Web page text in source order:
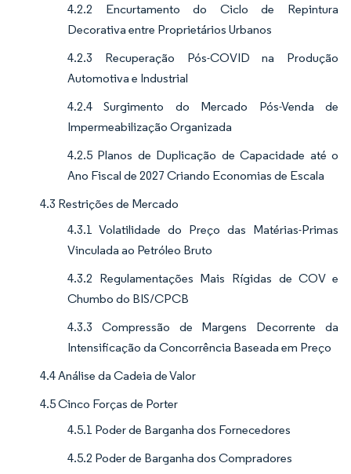
4.2.2 Encurtamento do Ciclo de Repintura
Decorativa entre Proprietários Urbanos
4.2.3 Recuperação Pós-COVID na Produção
Automotiva e Industrial
4.2.4 Surgimento do Mercado Pós-Venda de
Impermeabilização Organizada
4.2.5 Planos de Duplicação de Capacidade até o
Ano Fiscal de 2027 Criando Economias de Escala
4.3 Restrições de Mercado
4.3.1 Volatilidade do Preço das Matérias-Primas
Vinculada ao Petróleo Bruto
4.3.2 Regulamentações Mais Rígidas de COV e
Chumbo do BIS/CPCB
4.3.3 Compressão de Margens Decorrente da
Intensificação da Concorrência Baseada em Preço
4.4 Análise da Cadeia de Valor
4.5 Cinco Forças de Porter
4.5.1 Poder de Barganha dos Fornecedores
4.5.2 Poder de Barganha dos Compradores